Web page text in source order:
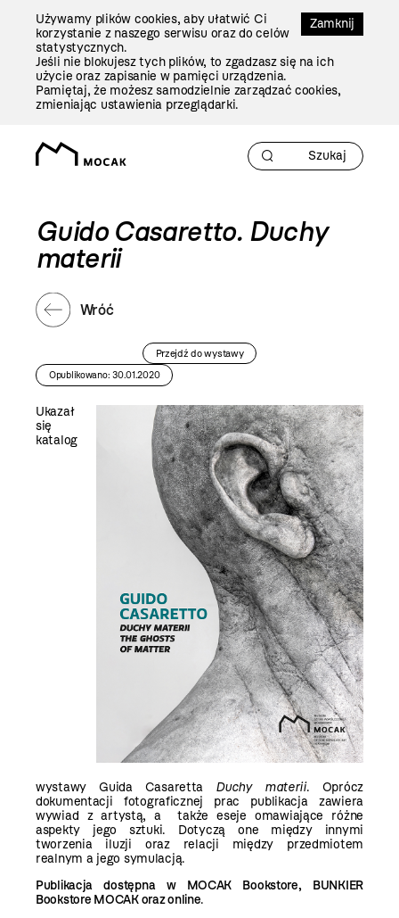
Zamknij
Używamy plików cookies, aby ułatwić Ci
korzystanie z naszego serwisu oraz do celów
statystycznych.
Jeśli nie blokujesz tych plików, to zgadzasz się na ich
użycie oraz zapisanie w pamięci urządzenia.
Pamiętaj, że możesz samodzielnie zarządzać cookies,
zmieniając ustawienia przeglądarki.
Guido Casaretto. Duchy
materii
Wróć
Przejdź do wystawy
Opublikowano: 30.01.2020
Ukazał
się
katalog
wystawy Guida Casaretta Duchy materii. Oprócz
dokumentacji fotograficznej prac publikacja zawiera
wywiad z artystą, a także eseje omawiające różne
aspekty jego sztuki. Dotyczą one między innymi
tworzenia iluzji oraz relacji między przedmiotem
realnym a jego symulacją.
Publikacja dostępna w MOCAK Bookstore, BUNKIER
Bookstore MOCAK oraz online.